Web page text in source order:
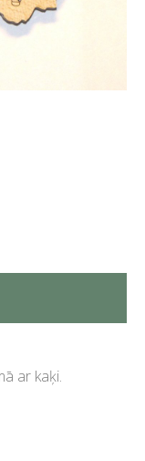
ar kaķi.